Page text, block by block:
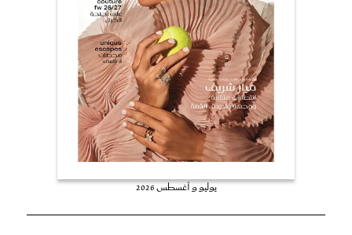
يوليو و أغسطس 2026
عروس سيدتي